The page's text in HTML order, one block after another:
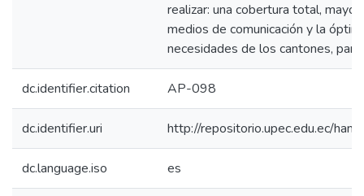
realizar: una cobertura total,
medios de comunicación y la
necesidades de los cantones,
dc.identifier.citation AP-098
dc.identifier.uri http://repositorio.upec.edu.ec/
dc.language.iso es